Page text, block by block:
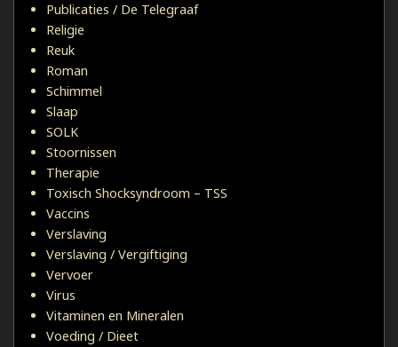
Publicaties / De Telegraaf
Religie
Reuk
Roman
Schimmel
Slaap
SOLK
Stoornissen
Therapie
Toxisch Shocksyndroom – TSS
Vaccins
Verslaving
Verslaving / Vergiftiging
Vervoer
Virus
Vitaminen en Mineralen
Voeding / Dieet